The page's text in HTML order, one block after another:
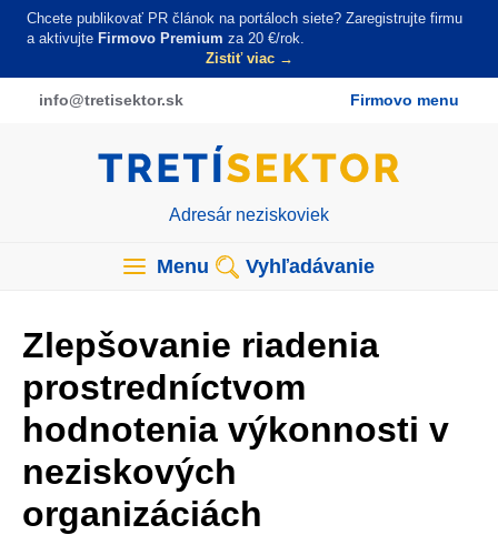
Skočiť
obsah
Chcete publikovať PR článok na portáloch siete? Zaregistrujte firmu
a aktivujte Firmovo Premium za 20 €/rok.
Zistiť viac →
info@tretisektor.sk Firmovo menu
navigation
Adresár neziskoviek
Menu Vyhľadávanie
Zlepšovanie riadenia
prostredníctvom
hodnotenia výkonnosti v
neziskových
organizáciách